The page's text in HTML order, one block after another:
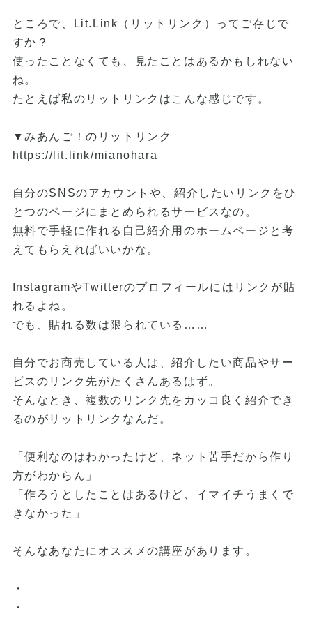
ところで、Lit.Link（リットリンク）ってご存じで
すか？
使ったことなくても、見たことはあるかもしれない
ね。
たとえば私のリットリンクはこんな感じです。
▼みあんご！のリットリンク
https://lit.link/mianohara
自分のSNSのアカウントや、紹介したいリンクをひ
とつのページにまとめられるサービスなの。
無料で手軽に作れる自己紹介用のホームページと考
えてもらえればいいかな。
InstagramやTwitterのプロフィールにはリンクが貼
れるよね。
でも、貼れる数は限られている……
自分でお商売している人は、紹介したい商品やサー
ビスのリンク先がたくさんあるはず。
そんなとき、複数のリンク先をカッコ良く紹介でき
るのがリットリンクなんだ。
「便利なのはわかったけど、ネット苦手だから作り
方がわからん」
「作ろうとしたことはあるけど、イマイチうまくで
きなかった」
そんなあなたにオススメの講座があります。
・
・